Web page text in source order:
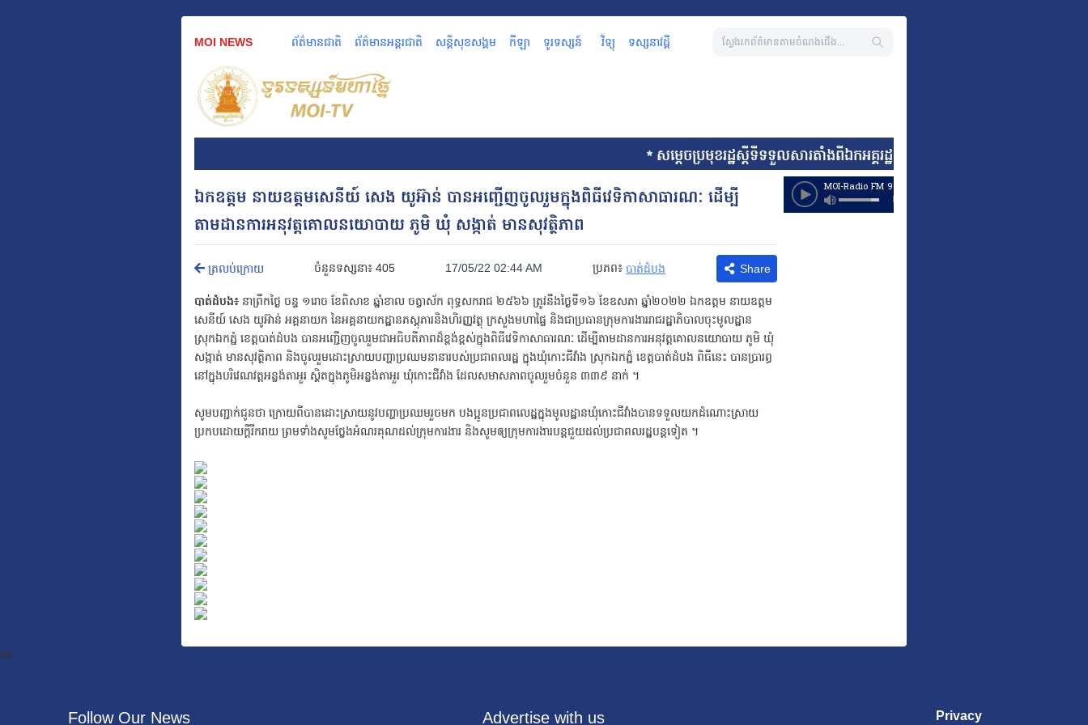
MOI NEWS ព័ត៌មានជាតិ ព័ត៌មានអន្តរជាតិ សន្តិសុខសង្គម កីឡា ទូរទស្សន៍ វិទ្យុ ទស្សនាវដ្តី
* សម្តេចប្រមុខរដ្ឋស្តីទីទទួលសារតាំងពីឯកអគ្គរដ្ឋទូតតែងតាំងថ្មី នៃសាធារណរដ្
ឯកឧត្តម នាយឧត្តមសេនីយ៍ សេង យូអ៊ាន់ បានអញ្ជើញចូលរួមក្នុងពិធីវេទិកាសាធារណៈ ដើម្បី
តាមដានការអនុវត្តគោលនយោបាយ ភូមិ ឃុំ សង្កាត់ មានសុវត្ថិភាព
ត្រលប់ក្រោយ ចំនួនទស្សនា៖ 405 17/05/22 02:44 AM ប្រភព៖ បាត់ដំបង Share
បាត់ដំបង៖ នាព្រឹកថ្ងៃ ចន្ទ ១រោច ខែពិសាខ ឆ្នាំខាល ចត្វាស័ក ពុទ្ធសករាជ ២៥៦៦ ត្រូវនឹងថ្ងៃទី១៦ ខែឧសភា ឆ្នាំ២០២២ ឯកឧត្តម នាយឧត្តម
សេនីយ៍ សេង យូអ៊ាន់ អគ្គនាយក នៃអគ្គនាយកដ្ឋានភស្តុភារនិងហិរញ្ញវត្ថុ ក្រសួងមហាផ្ទៃ និងជាប្រធានក្រុមការងាររាជរដ្ឋាភិបាលចុះមូលដ្ឋាន
ស្រុកឯកភ្នំ ខេត្តបាត់ដំបង បានអញ្ជើញចូលរួមជាអធិបតីភាពដ៏ខ្ពង់ខ្ពស់ក្នុងពិធីវេទិកាសាធារណៈ ដើម្បីតាមដានការអនុវត្តគោលនយោបាយ ភូមិ ឃុំ
សង្កាត់ មានសុវត្ថិភាព និងចូលរួមដោះស្រាយបញ្ហាប្រឈមនានារបស់ប្រជាពលរដ្ឋ ក្នុងឃុំកោះជីវាំង ស្រុកឯកភ្នំ ខេត្តបាត់ដំបង ពិធីនេះ បានប្រារព្ធ
នៅក្នុងបរិវេណវត្តអន្លង់តាអួរ ស្ថិតក្នុងភូមិអន្លង់តាអួរ ឃុំកោះជីវាំង ដែលសមាសភាពចូលរួមចំនួន ៣៣៩ នាក់ ។
សូមបញ្ជាក់ជូនថា ក្រោយពីបានដោះស្រាយនូវបញ្ហាប្រឈមរួចមក បងប្អូនប្រជាពលេដ្ឋក្នុងមូលដ្ឋានឃុំកោះជីវាំងបានទទួលយកដំណោះស្រាយ
ប្រកបដោយក្តីរីករាយ ព្រមទាំងសូមថ្លែងអំណរគុណដល់ក្រុមការងារ និងសូមឲ្យក្រុមការងារបន្តជួយដល់ប្រជាពលរដ្ឋបន្តទៀត ។
dd
Follow Our News Advertise with us Privacy